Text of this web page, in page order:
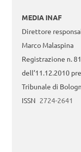
MEDIA INAF
Direttore
Marco Malaspina
Registrazione n.
dell’11.12.2010
Tribunale di
ISSN 2724-2641